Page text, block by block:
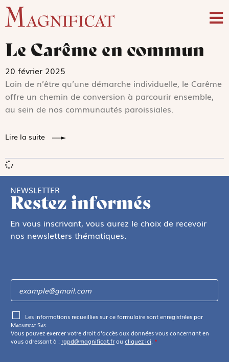
Le Carême en commun
20 février 2025
Loin de n’être qu’une démarche individuelle, le Carême
offre un chemin de conversion à parcourir ensemble,
au sein de nos communautés paroissiales.
Lire la suite
NEWSLETTER
Restez informés
En vous inscrivant, vous aurez le choix de recevoir
nos newsletters thématiques.
Les informations recueillies sur ce formulaire sont enregistrées par
Magnificat Sas
Vous pouvez exercer votre droit d'accès aux données vous concernant en
vous adressant à : rgpd@magnificat.frou cliquez ici *